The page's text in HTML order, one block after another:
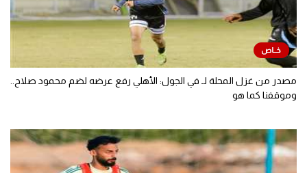
مصدر من غزل المحلة لـ في الجول: الأهلي رفع عرضه لضم محمود صلاح..
وموقفنا كما هو